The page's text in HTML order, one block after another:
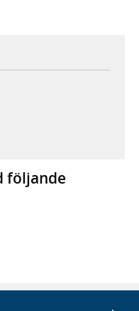
extern webbplats,
webbplats,
följande